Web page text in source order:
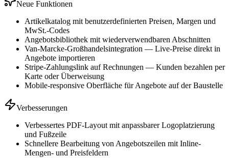
Neue Funktionen
Artikelkatalog mit benutzerdefinierten Preisen, Margen und
MwSt.-Codes
Angebotsbibliothek mit wiederverwendbaren Abschnitten
Van-Marcke-Großhandelsintegration — Live-Preise direkt in
Angebote importieren
Stripe-Zahlungslink auf Rechnungen — Kunden bezahlen per
Karte oder Überweisung
Mobile-responsive Oberfläche für Angebote auf der Baustelle
Verbesserungen
Verbessertes PDF-Layout mit anpassbarer Logoplatzierung
und Fußzeile
Schnellere Bearbeitung von Angebotszeilen mit Inline-
Mengen- und Preisfeldern